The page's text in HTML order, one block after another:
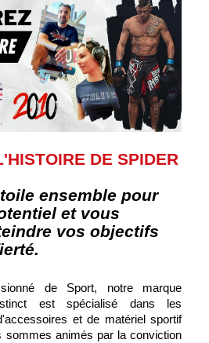
DE SPIDER
ensemble pour
et vous
vos objectifs
de Sport, notre marque
est spécialisé dans les
et de matériel sportif
sommes animés par la conviction